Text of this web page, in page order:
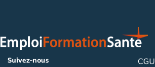
Suivez-nous
CGU